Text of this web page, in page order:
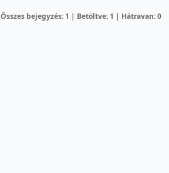
Összes bejegyzés: 1 | Betöltve: 1 | Hátravan: 0